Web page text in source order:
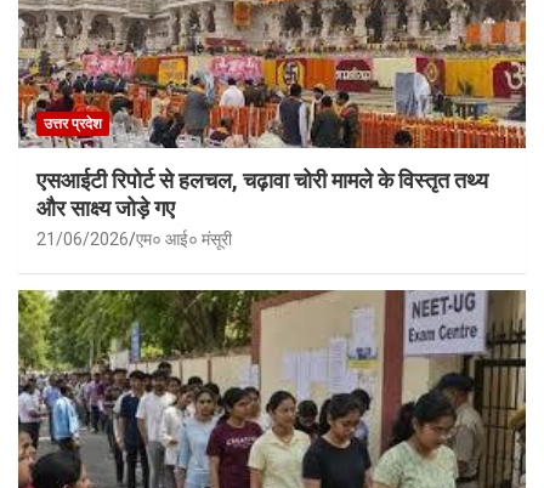
उत्तर प्रदेश
एसआईटी रिपोर्ट से हलचल, चढ़ावा चोरी मामले के विस्तृत तथ्य
और साक्ष्य जोड़े गए
21/06/2026 एम० आई० मंसूरी